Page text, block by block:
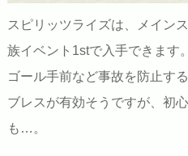
スピリッツライズは、メイン
族イベント1stで入手できます。
ゴール手前など事故を防止す
ブレスが有効そうですが、初
も…。